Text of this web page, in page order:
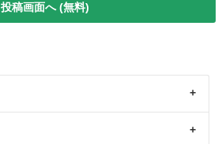
投稿画面へ (無料)